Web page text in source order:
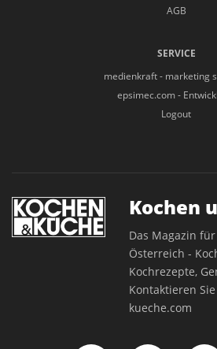
AGB
SERVICE
medienkraft - marketing
epsimec.com -
Logout
Kochen
Das Magazin
Österreich -
Kochrezepte,
Kontaktieren
kueche.com